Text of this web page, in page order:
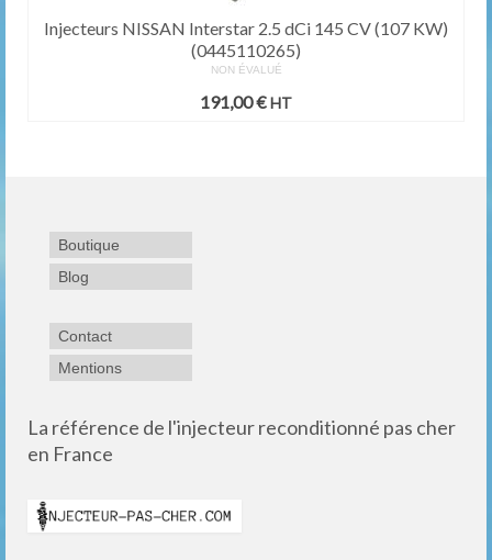
Injecteurs NISSAN Interstar 2.5 dCi 145 CV (107 KW)
(0445110265)
NON ÉVALUÉ
191,00€ HT
Boutique
Blog
Contact
Mentions
La référence de l'injecteur reconditionné pas cher
en France